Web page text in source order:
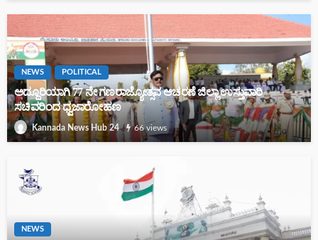
30-04-2026 ರ ರಾಶಿ ದಿನಭವಿಷ್ಯ
29 -04-2026 ಬುಧವಾರದ ರಾಶಿ ದಿನಭವಿಷ್ಯ
NEWS POLITICAL
ಅದ್ದೂರಿಯಾಗಿ 77 ನೇ ಗಣರಾಜ್ಯೋತ್ಸವ ಆಚರಣೆ ಜಿಲ್ಲಾ ಉಸ್ತುವಾರಿ
ಸಚಿವರಿಂದ ಧ್ವಜಾರೋಹಣ
Kannada News Hub 24 66 views
NEWS